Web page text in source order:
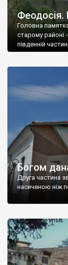
Феодосія.
Головна
старому районі
південній
Богом
Друга частина
насиченою ніж